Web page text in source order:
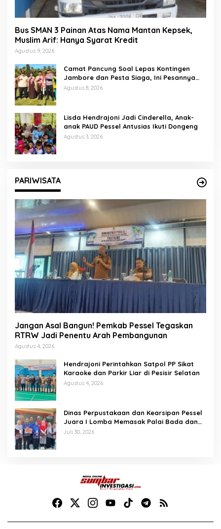
Bus SMAN 3 Painan Atas Nama Mantan Kepsek,
Muslim Arif: Hanya Syarat Kredit
Agustus 9, 2026
Camat Pancung Soal Lepas Kontingen
Jambore dan Pesta Siaga, Ini Pesannya
kepada Peserta
Agustus 8, 2026
Lisda Hendrajoni Jadi Cinderella, Anak-
anak PAUD Pessel Antusias Ikuti Dongeng
Agustus 3, 2026
PARIWISATA
Jangan Asal Bangun! Pemkab Pessel Tegaskan
RTRW Jadi Penentu Arah Pembangunan
Agustus 4, 2026
Hendrajoni Perintahkan Satpol PP Sikat
Karaoke dan Parkir Liar di Pesisir Selatan
Agustus 4, 2026
Dinas Perpustakaan dan Kearsipan Pessel
Juara I Lomba Memasak Palai Bada dan
Lamang Golek
Juli 30, 2026